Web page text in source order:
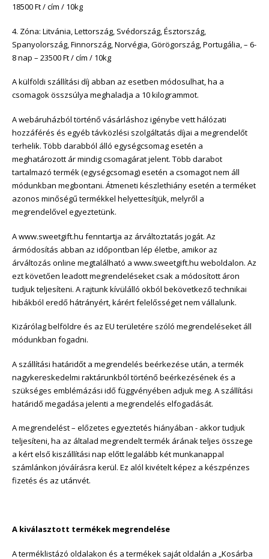
18500 Ft / cím / 10kg
4. Zóna: Litvánia, Lettország, Svédország, Észtország,
Spanyolország, Finnország, Norvégia, Görögország, Portugália, – 6-
8 nap – 23500 Ft / cím / 10kg
A külföldi szállítási díj abban az esetben módosulhat, ha a
csomagok összsúlya meghaladja a 10 kilogrammot.
A webáruházból történő vásárláshoz igénybe vett hálózati
hozzáférés és egyéb távközlési szolgáltatás díjai a megrendelőt
terhelik. Több darabból álló egységcsomag esetén a
meghatározott ár mindig csomagárat jelent. Több darabot
tartalmazó termék (egységcsomag) esetén a csomagot nem áll
módunkban megbontani. Átmeneti készlethiány esetén a terméket
azonos minőségű termékkel helyettesítjük, melyről a
megrendelővel egyeztetünk.
A www.sweetgift.hu fenntartja az árváltoztatás jogát. Az
ármódosítás abban az időpontban lép életbe, amikor az
árváltozás online megtalálható a www.sweetgift.hu weboldalon. Az
ezt követően leadott megrendeléseket csak a módosított áron
tudjuk teljesíteni. A rajtunk kívülálló okból bekövetkező technikai
hibákból eredő hátrányért, kárért felelősséget nem vállalunk.
Kizárólag belföldre és az EU területére szóló megrendeléseket áll
módunkban fogadni.
A szállítási határidőt a megrendelés beérkezése után, a termék
nagykereskedelmi raktárunkból történő beérkezésének és a
szükséges emblémázási idő függvényében adjuk meg. A szállítási
határidő megadása jelenti a megrendelés elfogadását.
A megrendelést – előzetes egyeztetés hiányában - akkor tudjuk
teljesíteni, ha az általad megrendelt termék árának teljes összege
a kért első kiszállítási nap előtt legalább két munkanappal
számlánkon jóváírásra kerül. Ez alól kivételt képez a készpénzes
fizetés és az utánvét.
A kiválasztott termékek megrendelése
A terméklistázó oldalakon és a termékek saját oldalán a „Kosárba